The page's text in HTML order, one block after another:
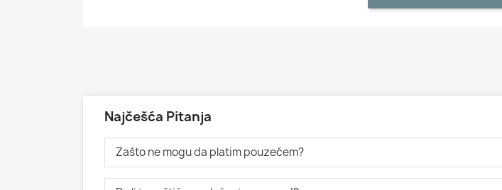
Najčešća Pitanja
Zašto ne mogu da platim pouzećem?